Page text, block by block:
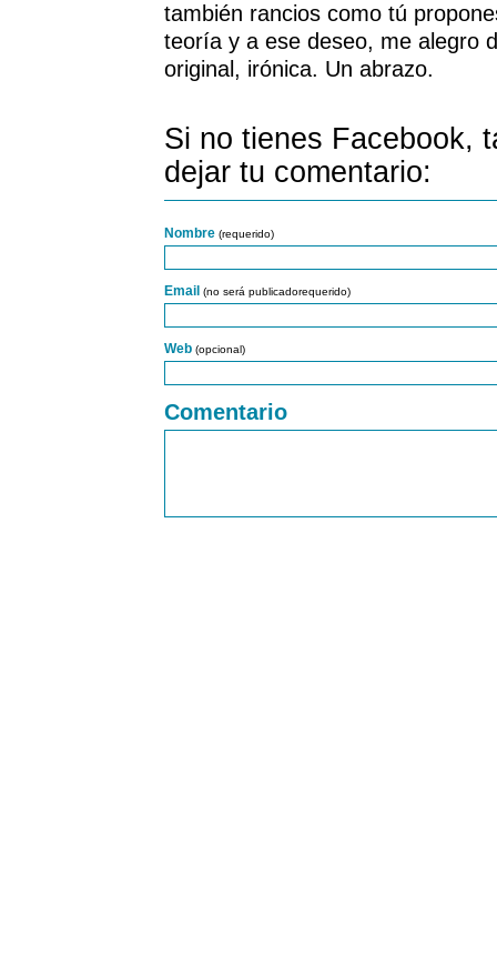
también rancios como tú
teoría y a ese deseo, me alegro
original, irónica. Un abrazo.
Si no tienes Facebook,
dejar tu comentario:
Nombre (requerido)
Email (no será publicadorequerido)
Web (opcional)
Comentario